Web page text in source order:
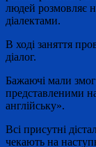
людей розмовляє
діалектами.
В ході заняття
діалог.
Бажаючі мали
представленими
англійську».
Всі присутні
чекають на